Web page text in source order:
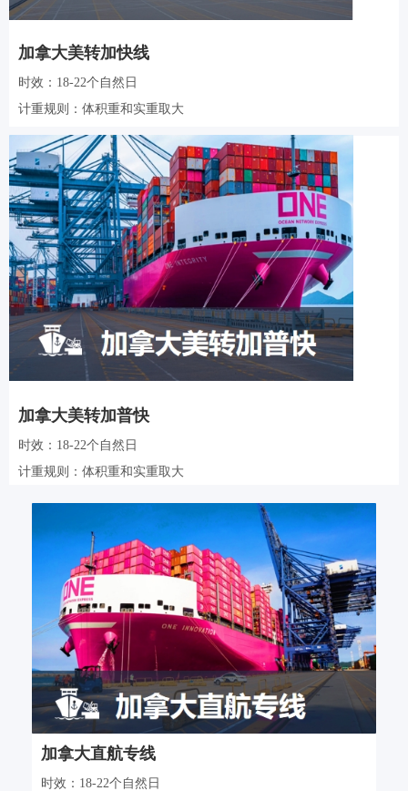
加拿大美转加快线
时效：18-22个自然日
计重规则：体积重和实重取大
加拿大美转加普快
时效：18-22个自然日
计重规则：体积重和实重取大
加拿大直航专线
时效：18-22个自然日